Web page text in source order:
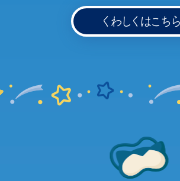
くわしくはこちら